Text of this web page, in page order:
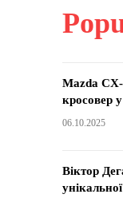
Mazda
кросовер
06.10.2025
Віктор